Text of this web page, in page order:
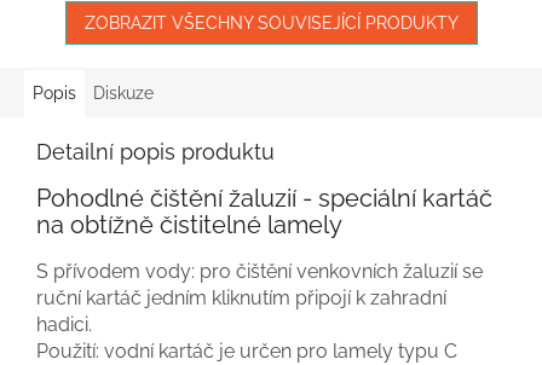
ZOBRAZIT VŠECHNY SOUVISEJÍCÍ PRODUKTY
Popis Diskuze
Detailní popis produktu
Pohodlné čištění žaluzií - speciální kartáč
na obtížně čistitelné lamely
S přívodem vody: pro čištění venkovních žaluzií se
ruční kartáč jedním kliknutím připojí k zahradní
hadici.
Použití: vodní kartáč je určen pro lamely typu C